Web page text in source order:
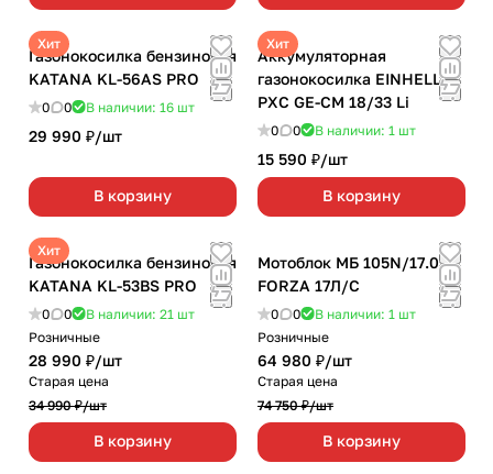
Хит
Газонокосилка бензиновая
KATANA KL-56AS PRO
0 0 В наличии: 16 шт
29 990 ₽/шт
В корзину
Хит
Аккумуляторная
газонокосилка EINHELL
РХС GE-CM 18/33 Li
0 0 В наличии: 1 шт
15 590 ₽/шт
В корзину
Хит
Газонокосилка бензиновая
KATANA KL-53BS PRO
0 0 В наличии: 21 шт
Розничные
28 990 ₽/шт
Старая цена
34 990 ₽/шт
В корзину
Мотоблок МБ 105N/17.0
FORZA 17Л/С
0 0 В наличии: 1 шт
Розничные
64 980 ₽/шт
Старая цена
74 750 ₽/шт
В корзину